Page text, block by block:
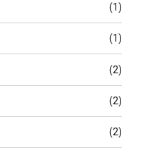
(1)
(1)
(2)
(2)
(2)